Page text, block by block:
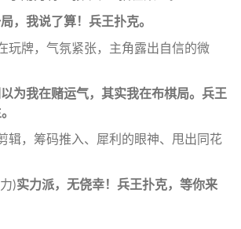
，我说了算！兵王扑克。
玩牌，气氛紧张，主角露出自信的微
为我在赌运气，其实我在布棋局。兵王
辑，筹码推入、犀利的眼神、甩出同花
)实力派，无侥幸！兵王扑克，等你来